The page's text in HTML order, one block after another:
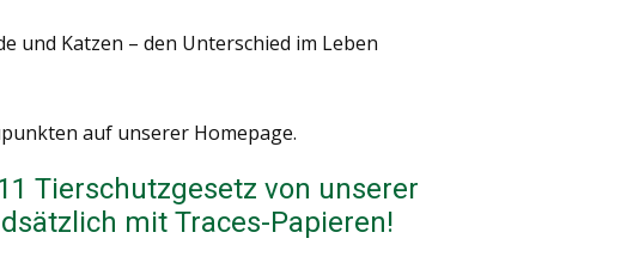
und Katzen – den Unterschied im Leben
auf unserer Homepage.
Tierschutzgesetz von unserer
mit Traces-Papieren!